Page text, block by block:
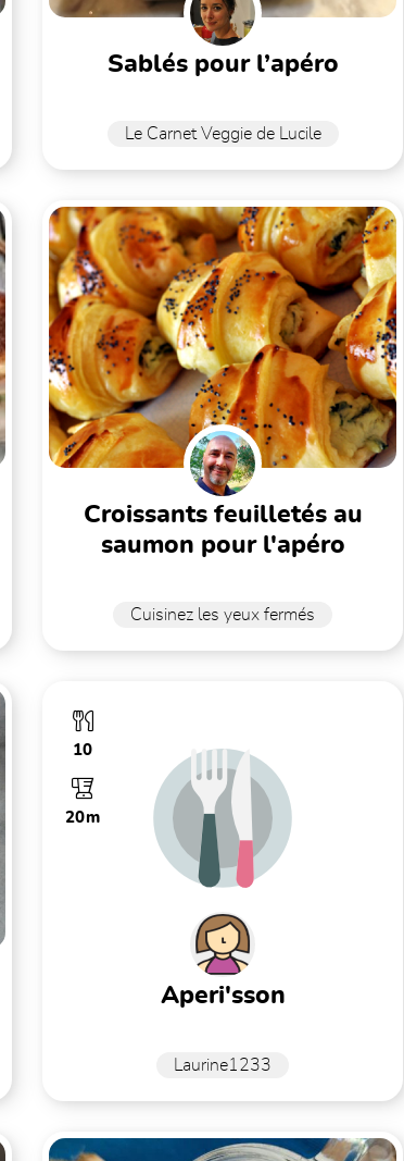
sablés pour l’apéro
Le Carnet Veggie de Lucile
croissants feuilletés au
saumon pour l'apéro
Cuisinez les yeux fermés
10
20m
aperi'sson
Laurine1233